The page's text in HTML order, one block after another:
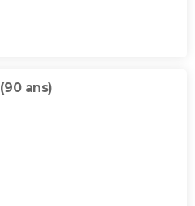
(90 ans)